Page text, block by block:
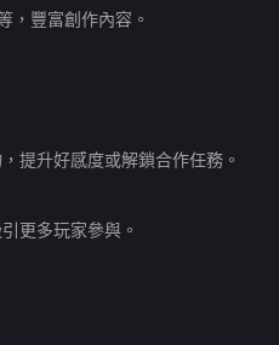
，豐富創作內容。
提升好感度或解鎖合作任務。
更多玩家參與。